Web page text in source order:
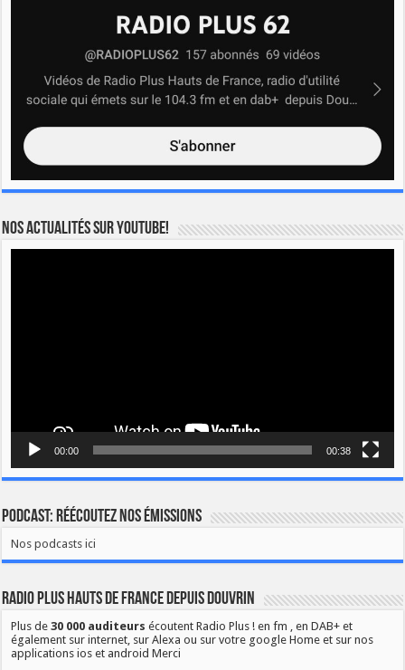
Nos actualités sur YOUTUBE!
00:00 00:38
Podcast: Réécoutez nos émissions
Nos podcasts ici
Radio Plus Hauts de France depuis Douvrin
Plus de30 000 auditeurs écoutent Radio Plus ! en fm , en DAB+ et
également sur internet, sur Alexa ou sur votre google Home et sur nos
applications ios et android Merci